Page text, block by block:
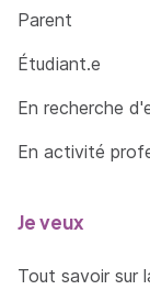
Parent
Étudiant.e
En recherche
En activité
Je veux
Tout savoir sur